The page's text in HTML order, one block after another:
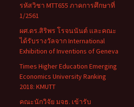
รหัสวิชา MTT655 ภาคการศึกษาที่
1/2561
ผศ.ดร.สิริพร โรจนนันต์ และคณะ
ได้รับรางวัลจาก International
Exhibition of Inventions of Geneva
Times Higher Education Emerging
Economics University Ranking
2018: KMUTT
คณะนักวิจัย มจธ. เข้ารับ